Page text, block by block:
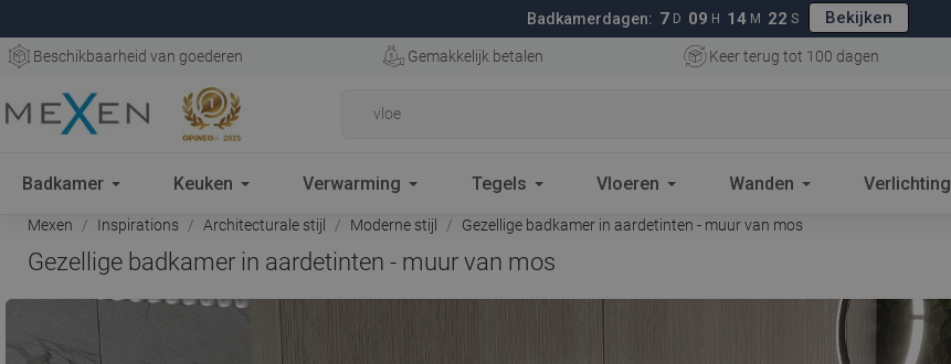
Badkamerdagen: 7 D 09 H 14 M 21 S Bekijken
Beschikbaarheid van goederen Gemakkelijk betalen Keer terug tot 100 dagen
Badkamer Keuken Verwarming Tegels Vloeren Wanden Verlichting
Mexen Inspirations Architecturale stijl Moderne stijl Gezellige badkamer in aardetinten - muur van mos
Gezellige badkamer in aardetinten - muur van mos